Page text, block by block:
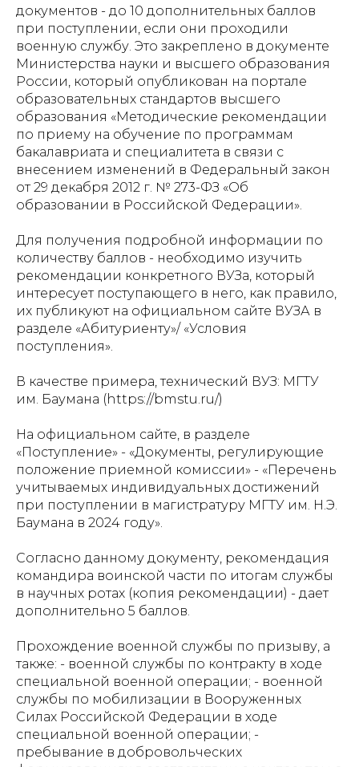
документов - до 10 дополнительных баллов
при поступлении, если они проходили
военную службу. Это закреплено в документе
Министерства науки и высшего образования
России, который опубликован на портале
образовательных стандартов высшего
образования «Методические рекомендации
по приему на обучение по программам
бакалавриата и специалитета в связи с
внесением изменений в Федеральный закон
от 29 декабря 2012 г. № 273-ФЗ «Об
образовании в Российской Федерации».
Для получения подробной информации по
количеству баллов - необходимо изучить
рекомендации конкретного ВУЗа, который
интересует поступающего в него, как правило,
их публикуют на официальном сайте ВУЗА в
разделе «Абитуриенту»/ «Условия
поступления».
В качестве примера, технический ВУЗ: МГТУ
им. Баумана (https://bmstu.ru/)
На официальном сайте, в разделе
«Поступление» - «Документы, регулирующие
положение приемной комиссии» - «Перечень
учитываемых индивидуальных достижений
при поступлении в магистратуру МГТУ им. Н.Э.
Баумана в 2024 году».
Согласно данному документу, рекомендация
командира воинской части по итогам службы
в научных ротах (копия рекомендации) - дает
дополнительно 5 баллов.
Прохождение военной службы по призыву, а
также: - военной службы по контракту в ходе
специальной военной операции; - военной
службы по мобилизации в Вооруженных
Силах Российской Федерации в ходе
специальной военной операции; -
пребывание в добровольческих